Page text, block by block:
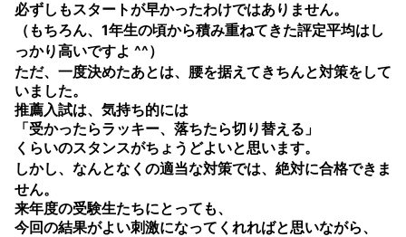
必ずしもスタートが早かったわけではありません。
（もちろん、1年生の頃から積み重ねてきた評定平均はし
っかり高いですよ ^^）
ただ、一度決めたあとは、 腰を据えてきちんと対策をして
いました。
推薦入試は、気持ち的には
「受かったらラッキー、落ちたら切り替える」
くらいのスタンスがちょうどよいと思います。
しかし、 なんとなくの適当な対策では、絶対に合格できま
せん。
来年度の受験生たちにとっても、
今回の結果がよい刺激になってくれればと思いながら、